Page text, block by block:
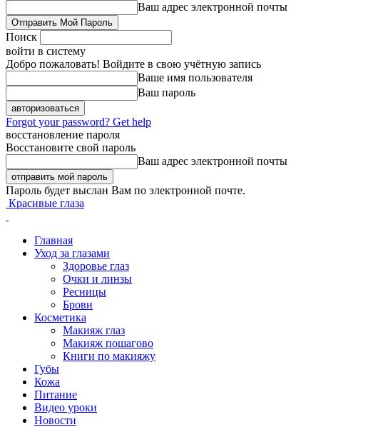
Ваш адрес электронной почты
Поиск
войти в систему
Добро пожаловать! Войдите в свою учётную запись
Ваше имя пользователя
Ваш пароль
Forgot your password? Get help
восстановление пароля
Восстановите свой пароль
Ваш адрес электронной почты
Пароль будет выслан Вам по электронной почте.
Красивые глаза
Главная
Уход за глазами
Здоровье глаз
Очки и линзы
Ресницы
Брови
Косметика
Макияж глаз
Макияж пошагово
Книги по макияжу
Губы
Кожа
Питание
Видео уроки
Новости